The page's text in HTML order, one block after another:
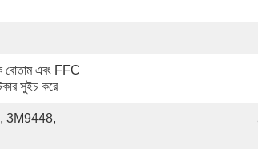
বোতাম এবং FFC
সুইচ করে
3M9448,